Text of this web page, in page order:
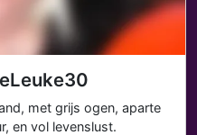
met grijs ogen, aparte
en vol levenslust.